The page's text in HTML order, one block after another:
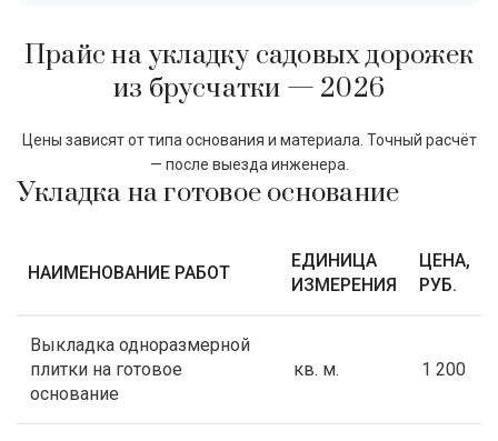
Прайс на укладку садовых дорожек
из брусчатки — 2026
Цены зависят от типа основания и материала. Точный расчёт
— после выезда инженера.
Укладка на готовое основание
НАИМЕНОВАНИЕ РАБОТ
ЕДИНИЦА
ИЗМЕРЕНИЯ
ЦЕНА,
РУБ.
Выкладка одноразмерной
плитки на готовое
основание
кв. м. 1 200